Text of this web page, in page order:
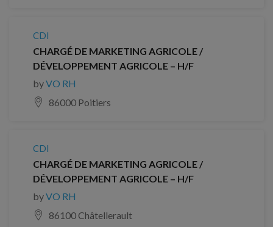
CDI
CHARGÉ DE MARKETING AGRICOLE /
DÉVELOPPEMENT AGRICOLE – H/F
byVO RH
86000 Poitiers
CDI
CHARGÉ DE MARKETING AGRICOLE /
DÉVELOPPEMENT AGRICOLE – H/F
byVO RH
86100 Châtellerault